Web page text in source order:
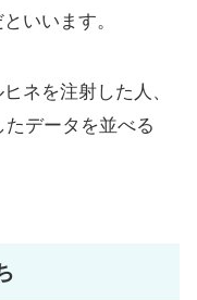
いいます。
ネを注射した人、
データを並べる